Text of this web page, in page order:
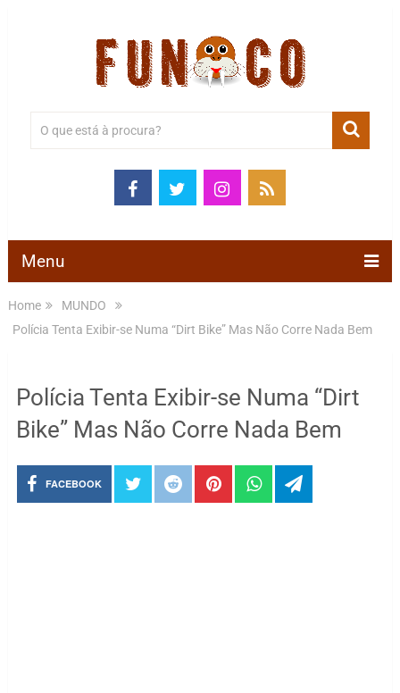
Menu
Home
MUNDO
Polícia Tenta Exibir-se Numa “Dirt Bike” Mas Não Corre Nada Bem
Polícia Tenta Exibir-se Numa “Dirt
Bike” Mas Não Corre Nada Bem
FACEBOOK